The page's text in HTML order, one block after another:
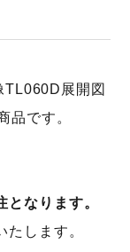
展開図
品です。
なります。
たします。